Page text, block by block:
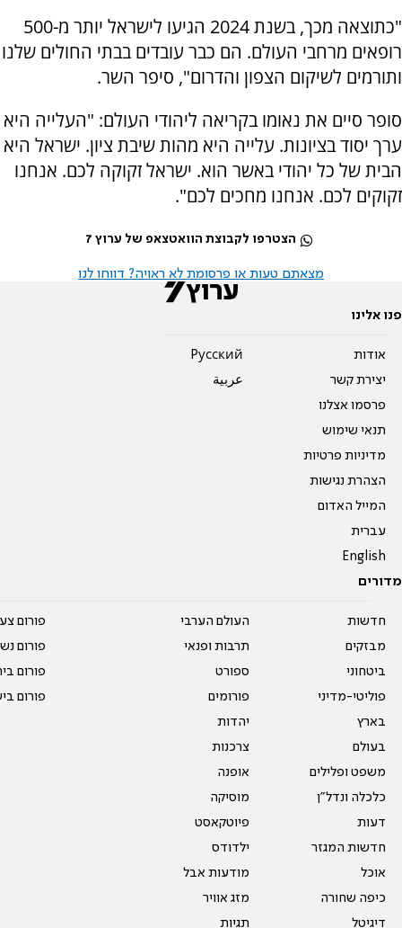
"כתוצאה מכך, בשנת 2024 הגיעו לישראל יותר מ-500
רופאים מרחבי העולם. הם כבר עובדים בבתי החולים שלנו
ותורמים לשיקום הצפון והדרום", סיפר השר.
סופר סיים את נאומו בקריאה ליהודי העולם: "העלייה היא
ערך יסוד בציונות. עלייה היא מהות שיבת ציון. ישראל היא
הבית של כל יהודי באשר הוא. ישראל זקוקה לכם. אנחנו
זקוקים לכם. אנחנו מחכים לכם".
הצטרפו לקבוצת הוואטצאפ של ערוץ 7
מצאתם טעות או פרסומת לא ראויה? דווחו לנו
פנו אלינו
אודות
יצירת קשר
פרסמו אצלנו
תנאי שימוש
מדיניות פרטיות
הצהרת נגישות
המייל האדום
עברית
English
Pусский
عربية
מדורים
חדשות
מבזקים
ביטחוני
פוליטי-מדיני
בארץ
בעולם
משפט ופלילים
כלכלה ונדל"ן
דעות
חדשות המגזר
אוכל
כיפה שחורה
דיגיטל
העולם הערבי
תרבות ופנאי
ספורט
פורומים
יהדות
צרכנות
אופנה
מוסיקה
פיוטקאסט
ילדודס
מודעות אבל
מזג אוויר
תגיות
פורום
פורום
פורום
פורום